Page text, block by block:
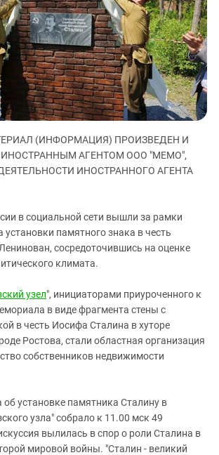
ЗАСТАВЛЯЕТ
КАВКАЗ ЗА ПАЛЕСТИНУ
ИНАКОМЫСЛИЕ В ЧЕЧНЕ
ПРЕСЛЕДОВАНИЕ АКТИВИСТОВ
МОБИЛИЗАЦИЯ И ПРОТЕСТЫ
(ИНФОРМАЦИЯ) ПРОИЗВЕДЕН И
ИНОСТРАННЫМ АГЕНТОМ ООО "МЕМО",
ИНОСТРАННОГО АГЕНТА
в социальной сети вышли за рамки
памятного знака в честь
сосредоточившись на оценке
климата.
узел", инициаторами приуроченного к
в виде фрагмента стены с
в честь Иосифа Сталина в хуторе
Ростова, стали областная организация
собственников недвижимости
установке памятника Сталину в
узла" собрало к 11.00 мск 49
вылилась в спор о роли Сталина в
мировой войны. "Сталин - великий